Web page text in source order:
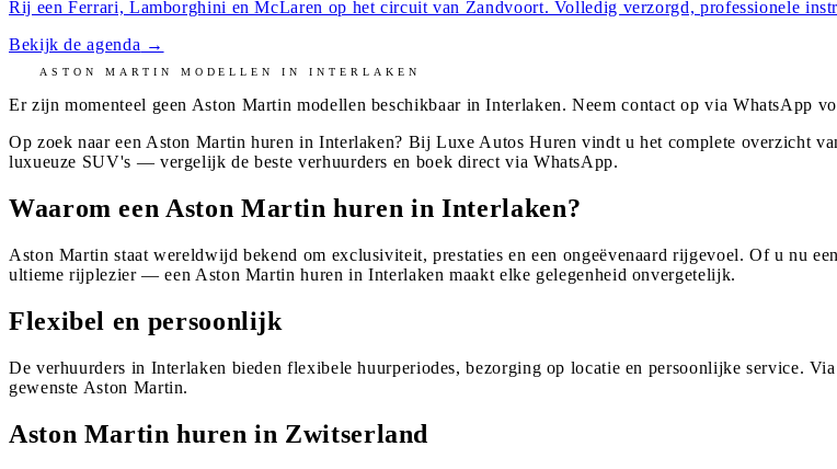
Rij een Ferrari, Lamborghini en McLaren op het circuit van Zandvoort. Volledig verzorgd, professionele
Bekijk de agenda →
ASTON MARTIN MODELLEN ININTERLAKEN
Er zijn momenteel geen Aston Martin modellen beschikbaar inInterlaken. Neem contact op via WhatsApp
Op zoek naar een Aston Martin huren in Interlaken? Bij Luxe Autos Huren vindt u het complete overzicht
luxueuze SUV's — vergelijk de beste verhuurders en boek direct via WhatsApp.
Waarom een Aston Martin huren in Interlaken?
Aston Martin staat wereldwijd bekend om exclusiviteit, prestaties en een ongeëvenaard rijgevoel. Of u nu
ultieme rijplezier — een Aston Martin huren in Interlaken maakt elke gelegenheid onvergetelijk.
Flexibel en persoonlijk
De verhuurders in Interlaken bieden flexibele huurperiodes, bezorging op locatie en persoonlijke service.
gewenste Aston Martin.
Aston Martin huren in Zwitserland